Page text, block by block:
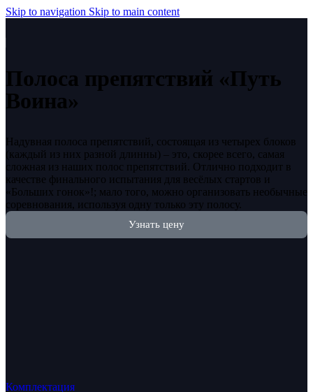
Skip to navigation Skip to main content
Полоса препятствий «Путь
Воина»
Надувная полоса препятствий, состоящая из четырех блоков
(каждый из них разной длинны) – это, скорее всего, самая
сложная из наших полос препятствий. Отлично подходит в
качестве финального испытания для весёлых стартов и
«Больших гонок»!; мало того, можно организовать необычные
соревнования, используя одну только эту полосу.
Узнать цену
Комплектация